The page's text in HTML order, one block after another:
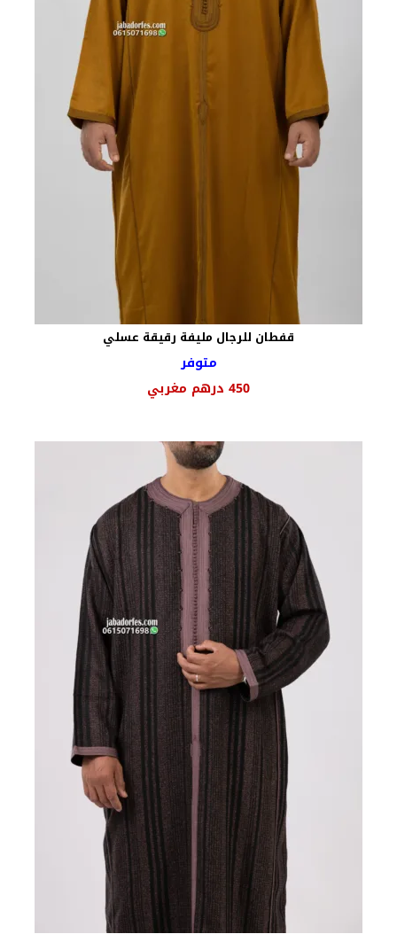
قفطان للرجال مليفة رقيقة عسلي
متوفر
450 درهم مغربي